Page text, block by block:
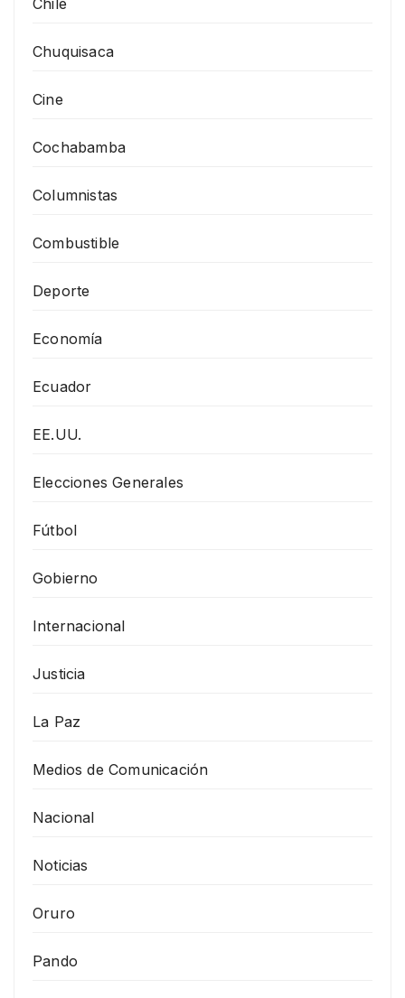
Chuquisaca
Cine
Cochabamba
Columnistas
Combustible
Deporte
Economía
Ecuador
EE.UU.
Elecciones Generales
Fútbol
Gobierno
Internacional
Justicia
La Paz
Medios de Comunicación
Nacional
Noticias
Oruro
Pando